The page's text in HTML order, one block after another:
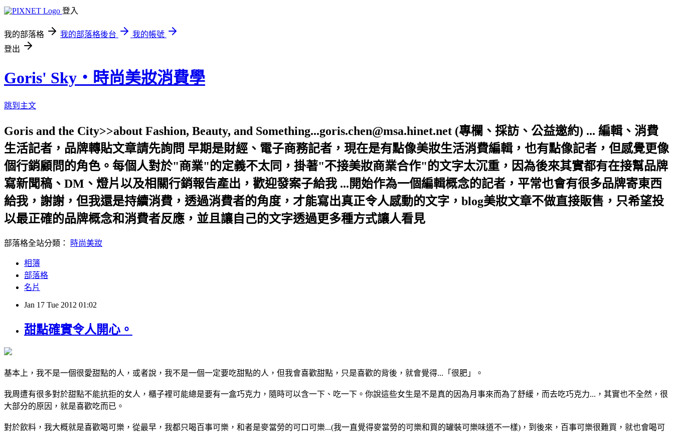
登入
我的部落格 我的部落格後台
我的帳號
登出
Goris' Sky‧時尚美妝消費學
跳到主文
Goris and the City>>about Fashion, Beauty, and Something...goris.chen@msa.hinet.net (專欄、採訪、公益邀約) ... 編輯、消費
生活記者，品牌轉貼文章請先詢問 早期是財經、電子商務記者，現在是有點像美妝生活消費編輯，也有點像記者，但感覺更像
個行銷顧問的角色。每個人對於"商業"的定義不太同，掛著"不接美妝商業合作"的文字太沉重，因為後來其實都有在接幫品牌
寫新聞稿、DM、燈片以及相關行銷報告產出，歡迎發案子給我 ...開始作為一個編輯概念的記者，平常也會有很多品牌寄東西
給我，謝謝，但我還是持續消費，透過消費者的角度，才能寫出真正令人感動的文字，blog美妝文章不做直接販售，只希望投
以最正確的品牌概念和消費者反應，並且讓自己的文字透過更多種方式讓人看見
部落格全站分類： 時尚美妝
相簿
部落格
名片
Jan 17 Tue 2012 01:02
甜點確實令人開心。
基本上，我不是一個很愛甜點的人，或者說，我不是一個一定要吃甜點的人，但我會喜歡甜點，只是喜歡的背後，就會覺得...「很肥」。
我周遭有很多對於甜點不能抗拒的女人，櫃子裡可能總是要有一盒巧克力，隨時可以含一下、吃一下。你說這些女生是不是真的因為月事來而為了舒緩，而去吃巧克力...，其實也不全然，很
大部分的原因，就是喜歡吃而已。
對於飲料，我大概就是喜歡喝可樂，從最早，我都只喝百事可樂，和者是麥當勞的可口可樂...(我一直覺得麥當勞的可樂和買的罐裝可樂味道不一樣)，到後來，百事可樂很難買，就也會喝可